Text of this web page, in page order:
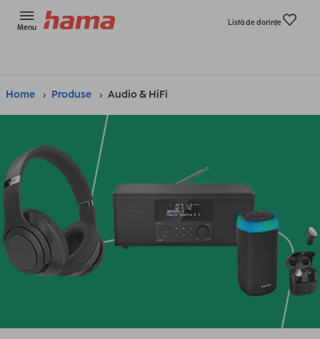
Menu
Listă de dorinţe
Home Produse Audio & HiFi